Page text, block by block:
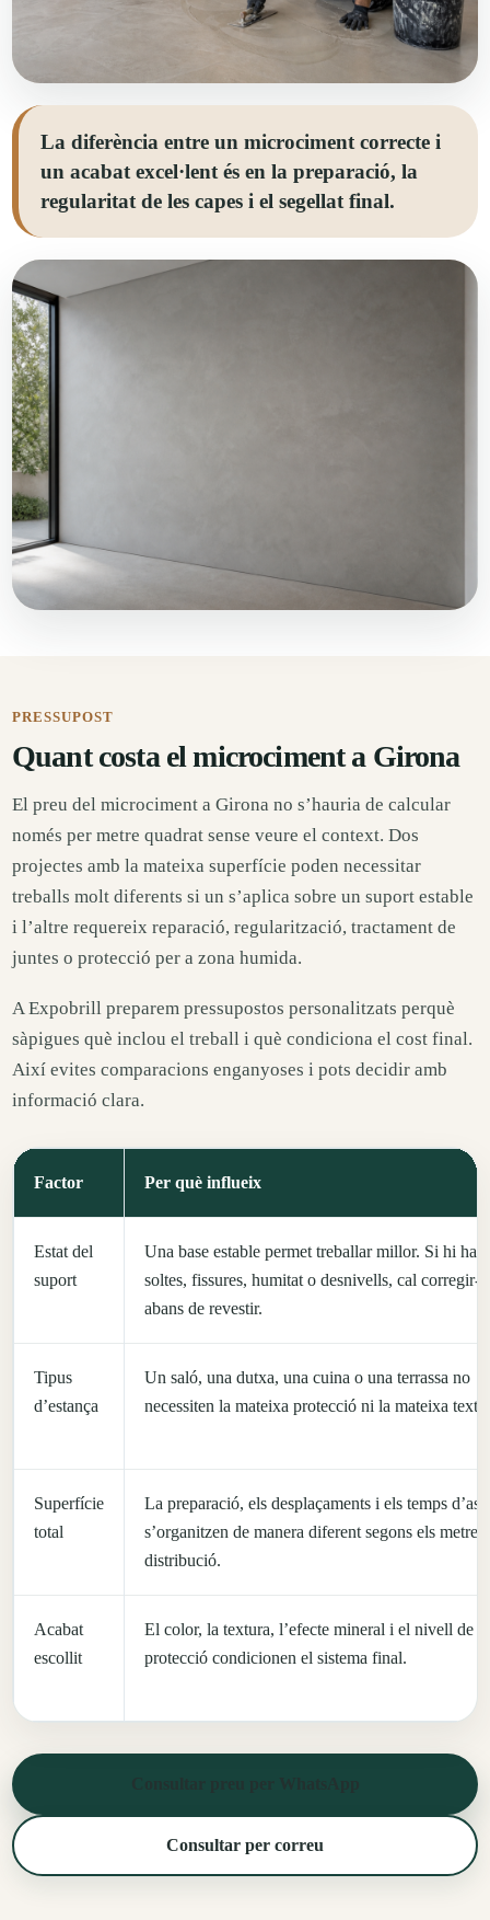
La diferència entre un microciment correcte i
un acabat excel·lent és en la preparació, la
regularitat de les capes i el segellat final.
PRESSUPOST
Quant costa el microciment a Girona
El preu del microciment a Girona no s’hauria de calcular
només per metre quadrat sense veure el context. Dos
projectes amb la mateixa superfície poden necessitar
treballs molt diferents si un s’aplica sobre un suport estable
i l’altre requereix reparació, regularització, tractament de
juntes o protecció per a zona humida.
A Expobrill preparem pressupostos personalitzats perquè
sàpigues què inclou el treball i què condiciona el cost final.
Així evites comparacions enganyoses i pots decidir amb
informació clara.
Factor Per què influeix
Estat del
suport
Una base estable permet treballar millor. Si hi ha
soltes, fissures, humitat o desnivells, cal corregir-
abans de revestir.
Tipus
d’estança
Un saló, una dutxa, una cuina o una terrassa no
necessiten la mateixa protecció ni la mateixa
Superfície
total
La preparació, els desplaçaments i els temps
s’organitzen de manera diferent segons els metres
distribució.
Acabat
escollit
El color, la textura, l’efecte mineral i el nivell de
protecció condicionen el sistema final.
Consultar per correu